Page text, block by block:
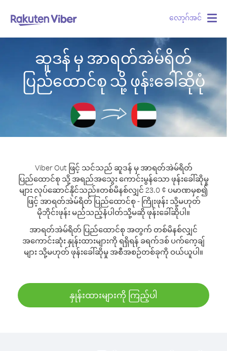
လော့ဂ်အင်
ဆူဒန် မှ အာရတ်အဲမ်ရိတ်
ပြည်ထောင်စု သို့ ဖုန်းခေါ်ဆိုပုံ
Viber Out ဖြင့် သင်သည် ဆူဒန် မှ အာရတ်အဲမ်ရိတ်
ပြည်ထောင်စု သို့ အရည်အသွေး ကောင်းမွန်သော ဖုန်းခေါ်ဆိုမှု
များ လုပ်ဆောင်နိုင်သည်။တစ်မိနစ်လျှင် 23.0 ¢ ပမာဏမှစ၍
ဖြင့် အာရတ်အဲမ်ရိတ် ပြည်ထောင်စု - ကြိုးဖုန်း သို့မဟုတ်
မိုဘိုင်းဖုန်း မည်သည့်နံပါတ်သို့မဆို ဖုန်းခေါ်ဆိုပါ။
အာရတ်အဲမ်ရိတ် ပြည်ထောင်စု အတွက် တစ်မိနစ်လျှင်
အကောင်းဆုံး နှုန်းထားများကို ရရှိရန် ခရက်ဒစ် ပက်ကေ့ချ်
များ သို့မဟုတ် ဖုန်းခေါ်ဆိုမှု အစီအစဉ်တစ်ခုကို ဝယ်ယူပါ။
နှုန်းထားများကို ကြည့်ပါ